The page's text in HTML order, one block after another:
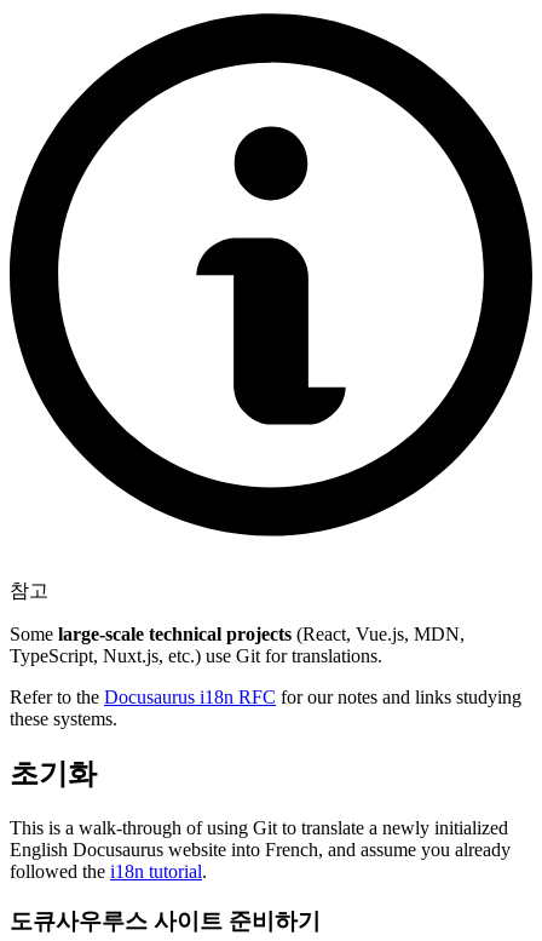
참고
Some large-scale technical projects (React, Vue.js, MDN,
TypeScript, Nuxt.js, etc.) use Git for translations.
Refer to the Docusaurus i18n RFC for our notes and links studying
these systems.
초기화
This is a walk-through of using Git to translate a newly initialized
English Docusaurus website into French, and assume you already
followed the i18n tutorial.
도큐사우루스 사이트 준비하기